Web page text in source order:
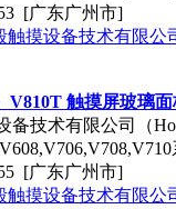
[广东广州市]
触摸设备技术有限公
V810T 触摸屏玻璃面
备技术有限公司（
[广东广州市]
触摸设备技术有限公